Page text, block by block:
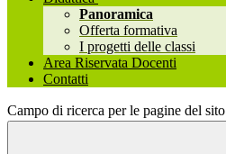
Panoramica
Offerta formativa
I progetti delle classi
Area Riservata Docenti
Contatti
Campo di ricerca per le pagine del sito